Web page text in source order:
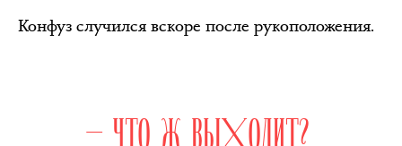
Конфуз случился вскоре после рукоположения.
— ЧТО Ж ВЫХОДИТ?